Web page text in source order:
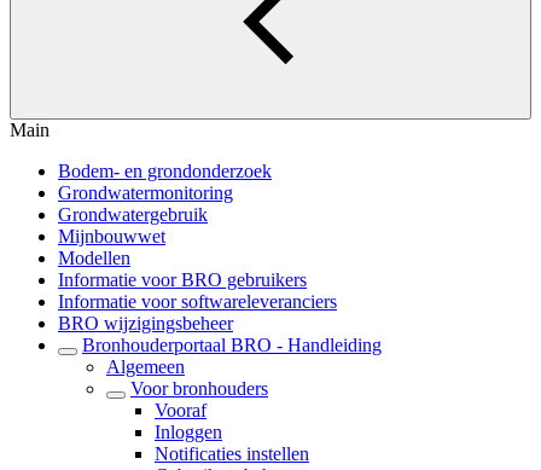
Main
Bodem- en grondonderzoek
Grondwatermonitoring
Grondwatergebruik
Mijnbouwwet
Modellen
Informatie voor BRO gebruikers
Informatie voor softwareleveranciers
BRO wijzigingsbeheer
Bronhouderportaal BRO - Handleiding
Algemeen
Voor bronhouders
Vooraf
Inloggen
Notificaties instellen